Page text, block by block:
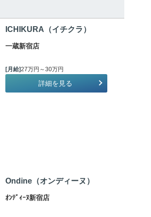
ICHIKURA（イチクラ）
一蔵新宿店
[月給]27万円～30万円
詳細を見る
Ondine（オンディーヌ）
ｵﾝﾃﾞｨｰﾇ新宿店